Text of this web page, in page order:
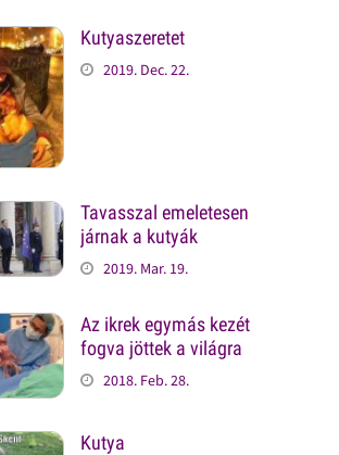
Kutyaszeretet
2019. Dec. 22.
Tavasszal emeletesen
járnak a kutyák
2019. Mar. 19.
Az ikrek egymás kezét
fogva jöttek a világra
2018. Feb. 28.
Kutya